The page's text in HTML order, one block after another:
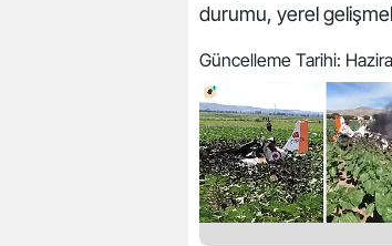
durumu, yerel
Güncelleme Tarihi: